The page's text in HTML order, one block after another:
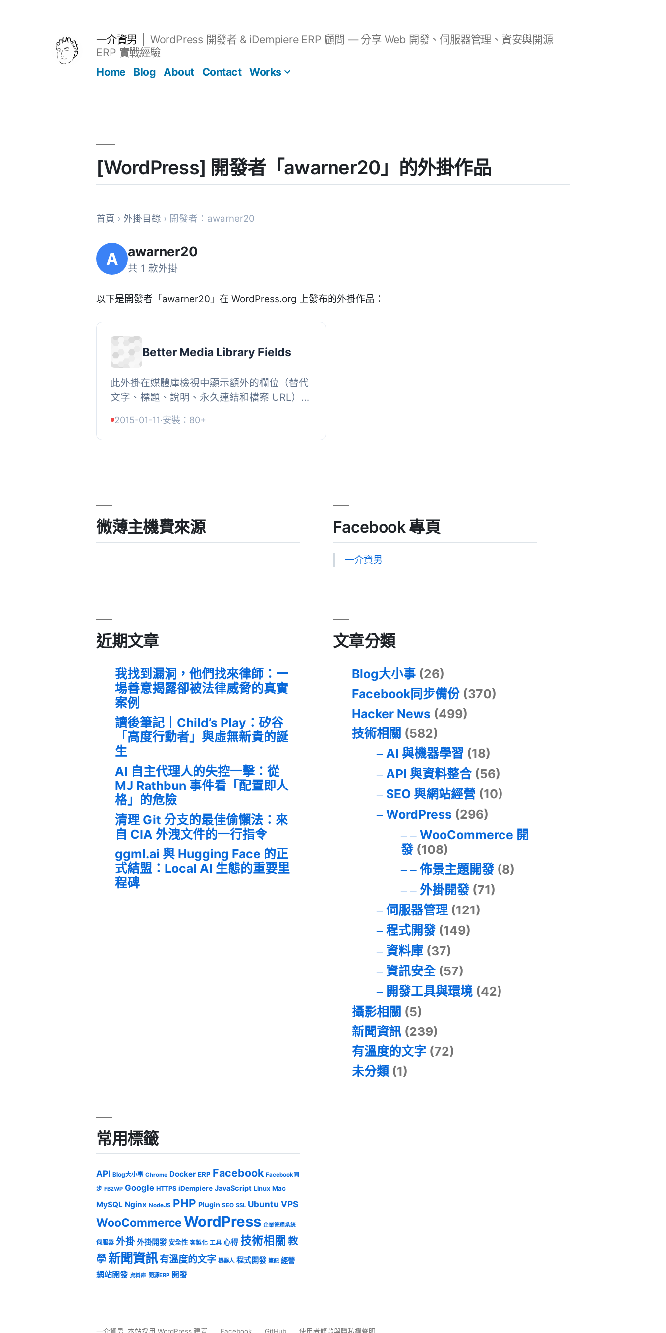
一介資男
WordPress 開發者 & iDempiere ERP 顧問 — 分享 Web 開發、伺服器管理、資安與開源
ERP 實戰經驗
Home
Blog About Contact Works
[WordPress] 開發者「awarner20」的外掛作品
首頁 › 外掛目錄 › 開發者：awarner20
A awarner20
共 1 款外掛
以下是開發者「awarner20」在 WordPress.org 上發布的外掛作品：
Better Media Library Fields
此外掛在媒體庫檢視中顯示額外的欄位（替代
文字、標題、說明、永久連結和檔案 URL）。
式選單選擇隱藏或顯示這些新...
2015-01-11·安裝：80+
微薄主機費來源 Facebook 專頁
一介資男
近期文章
我找到漏洞，他們找來律師：一
場善意揭露卻被法律威脅的真實
案例
讀後筆記｜Child’s Play：矽谷
「高度行動者」與虛無新貴的誕
生
AI 自主代理人的失控一擊：從
MJ Rathbun 事件看「配置即人
格」的危險
清理 Git 分支的最佳偷懶法：來
自 CIA 外洩文件的一行指令
ggml.ai 與 Hugging Face 的正
式結盟：Local AI 生態的重要里
程碑
文章分類
Blog大小事 (26)
Facebook同步備份 (370)
Hacker News (499)
技術相關 (582)
AI 與機器學習 (18)
API 與資料整合(56)
SEO 與網站經營 (10)
WordPress (296)
WooCommerce 開
發(108)
佈景主題開發(8)
外掛開發(71)
伺服器管理(121)
程式開發(149)
資料庫(37)
資訊安全(57)
開發工具與環境(42)
攝影相關 (5)
新聞資訊 (239)
有溫度的文字 (72)
未分類 (1)
常用標籤
API Blog大小事 Chrome Docker ERP Facebook Facebook同
步 FB2WP Google HTTPS iDempiere JavaScript Linux Mac
MySQL Nginx NodeJS PHP Plugin SEO SSL Ubuntu VPS
WooCommerceWordPress 企業管理系統
伺服器 外掛 外掛開發 安全性 客製化 工具 心得 技術相關 教
學 新聞資訊有溫度的文字 機器人 程式開發 筆記 經營
網站開發 資料庫 開源ERP 開發
一介資男,本站採用 WordPress 建置 Facebook GitHub 使用者條款與隱私權聲明